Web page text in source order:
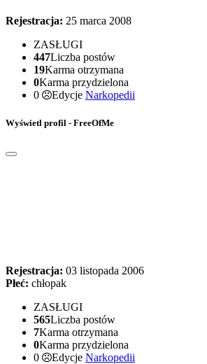
Rejestracja: 25 marca 2008
ZASŁUGI
447Liczba postów
19Karma otrzymana
0Karma przydzielona
0
Edycje Narkopedii
Wyświetl profil - FreeOfMe
Rejestracja: 03 listopada 2006
Płeć: chłopak
ZASŁUGI
565Liczba postów
7Karma otrzymana
0Karma przydzielona
0
Edycje Narkopedii